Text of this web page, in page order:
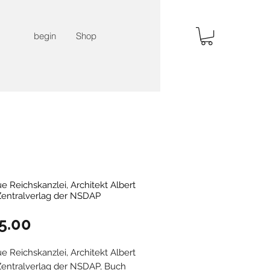
begin Shop
Reichskanzlei, Architekt Albert
der NSDAP
Reichskanzlei, Architekt Albert
der NSDAP, Buch